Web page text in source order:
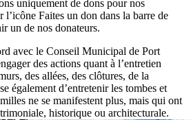
uniquement de dons pour nos
l’icône Faites un don dans la barre de
un de nos donateurs.
avec le Conseil Municipal de Port
des actions quant à l’entretien
des allées, des clôtures, de la
également d’entretenir les tombes et
ne se manifestent plus, mais qui ont
historique ou architecturale.